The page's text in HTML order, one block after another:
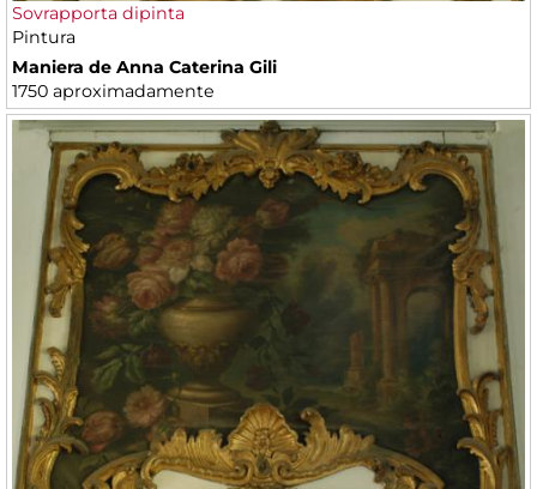
Sovrapporta dipinta
Pintura
Maniera de Anna Caterina Gili
1750 aproximadamente